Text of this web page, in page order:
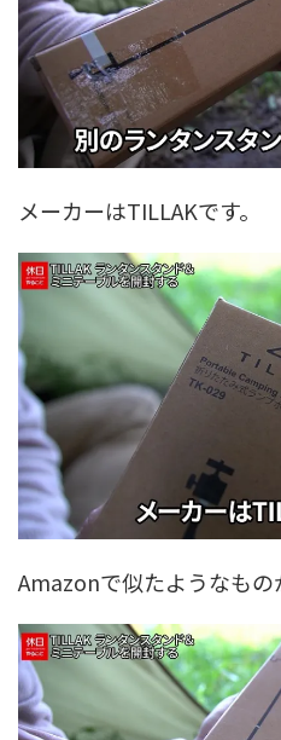
メーカーはTILLAKです。
Amazonで似たようなもの